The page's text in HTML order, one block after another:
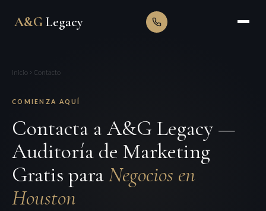
A&G Legacy
Inicio Contacto
COMIENZA AQUÍ
Contacta a A&G Legacy —
Auditoría de Marketing
Gratis paraNegocios en
Houston